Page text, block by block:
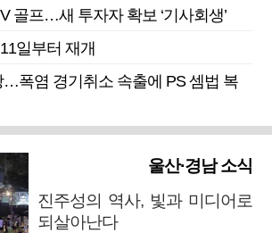
골프…새 투자자 확보 ‘기사회생’
일부터 재개
…폭염 경기취소 속출에 PS 셈법 복
울산·경남 소식
진주성의 역사, 빛과 미디어로
되살아난다